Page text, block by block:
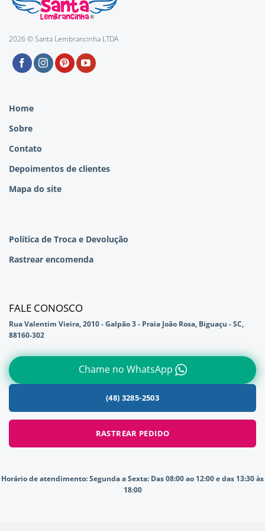
2026 © Santa Lembrancinha LTDA
Home
Sobre
Contato
Depoimentos de clientes
Mapa do site
Política de Troca e Devolução
Rastrear encomenda
FALE CONOSCO
Rua Valentim Vieira, 2010 - Galpão 3 - Praia João Rosa, Biguaçu - SC,
88160-302
Chame no WhatsApp
(48) 3285-2503
RASTREAR PEDIDO
Horário de atendimento:Segunda a Sexta: Das 08:00 ao 12:00 e das 13:30 às
18:00